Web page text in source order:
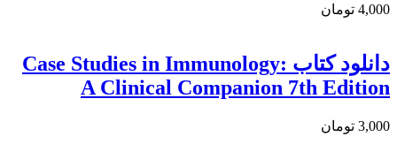
4,000 تومان
دانلود کتاب Case Studies in Immunology:
A Clinical Companion 7th Edition
3,000 تومان